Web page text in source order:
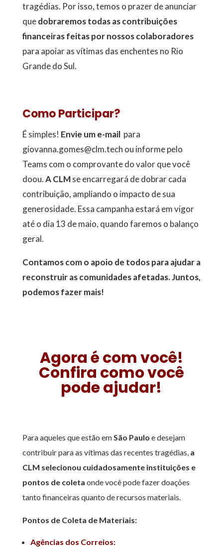
tragédias. Por isso, temos o prazer de anunciar
quedobraremos todas as contribuições
financeiras feitas por nossos colaboradores
para apoiar as vítimas das enchentes no Rio
Grande do Sul.
Como Participar?
É simples! Envie um e-mailpara
giovanna.gomes@clm.tech ou informe pelo
Teams com o comprovante do valor que você
doou.A CLMse encarregará de dobrar cada
contribuição, ampliando o impacto de sua
generosidade. Essa campanha estará em vigor
até o dia 13 de maio, quando faremos o balanço
geral.
Contamos com o apoio de todos para ajudar a
reconstruir as comunidades afetadas. Juntos,
podemos fazer mais!
Agora é com você!
Confira como você
pode ajudar!
Para aqueles que estão em São Paulo e desejam
contribuir para as vítimas das recentes tragédias, a
CLM selecionou cuidadosamente instituições e
pontos de coleta onde você pode fazer doações
tanto financeiras quanto de recursos materiais.
Pontos de Coleta de Materiais:
Agências dos Correios: